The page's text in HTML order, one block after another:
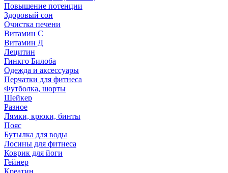
Повышение потенции
Здоровый сон
Очистка печени
Витамин С
Витамин Д
Лецитин
Гинкго Билоба
Одежда и аксессуары
Перчатки для фитнеса
Футболка, шорты
Шейкер
Разное
Лямки, крюки, бинты
Пояс
Бутылка для воды
Лосины для фитнеса
Коврик для йоги
Гейнер
Креатин